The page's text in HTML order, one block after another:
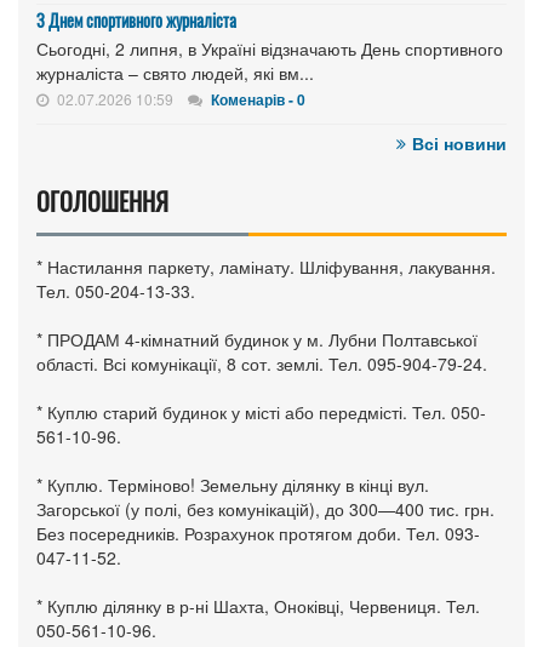
З Днем спортивного журналіста
Сьогодні, 2 липня, в Україні відзначають День спортивного
журналіста – свято людей, які вм...
02.07.2026 10:59 Коменарів - 0
Всі новини
ОГОЛОШЕННЯ
* Настилання паркету, ламінату. Шліфування, лакування.
Тел. 050-204-13-33.
* ПРОДАМ 4-кімнатний будинок у м. Лубни Полтавської
області. Всі комунікації, 8 сот. землі. Тел. 095-904-79-24.
* Куплю старий будинок у місті або передмісті. Тел. 050-
561-10-96.
* Куплю. Терміново! Земельну ділянку в кінці вул.
Загорської (у полі, без комунікацій), до 300—400 тис. грн.
Без посередників. Розрахунок протягом доби. Тел. 093-
047-11-52.
* Куплю ділянку в р-ні Шахта, Оноківці, Червениця. Тел.
050-561-10-96.